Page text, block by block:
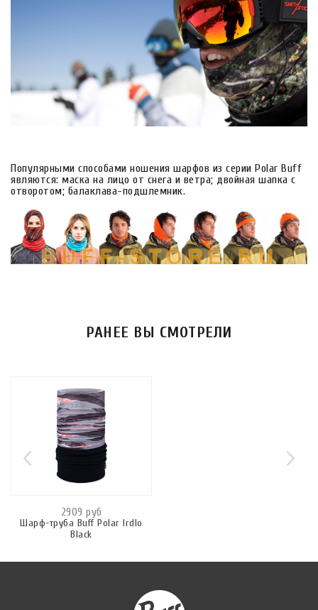
Популярными способами ношения шарфов из серии Polar Buff
являются: маска на лицо от снега и ветра; двойная шапка с
отворотом; балаклава-подшлемник.
РАНЕЕ ВЫ СМОТРЕЛИ
2909 руб
Шарф-труба Buff Polar Irdlo
Black